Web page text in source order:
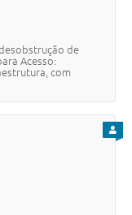
de
Acesso:
com